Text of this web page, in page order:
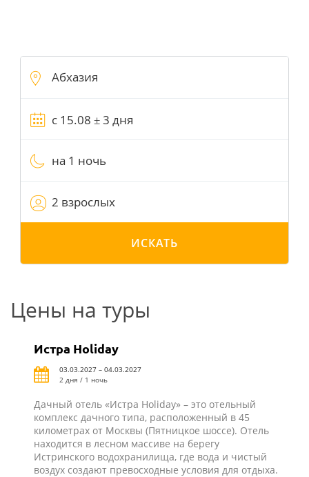
на 1 ночь
2 взрослых
ИСКАТЬ
Цены на туры
Истра Holiday
03.03.2027 – 04.03.2027
2 дня / 1 ночь
Дачный отель «Истра Holiday» – это отельный
комплекс дачного типа, расположенный в 45
километрах от Москвы (Пятницкое шоссе). Отель
находится в лесном массиве на берегу
Истринского водохранилища, где вода и чистый
воздух создают превосходные условия для отдыха.